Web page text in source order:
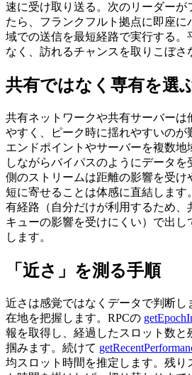
速に受け取り送る。次のリーダーが
たら、フランクフルト拠点に即座
域での送信を最短経路で実行する。
なく、訪れるチャンスを取りこぼさ
共有ではなく専有を選
共有ネットワークや共有サーバーは
やすく、ピーク時に揺れやすいのが
エンドポイントやサーバーを複数地
しながらバイパスのようにデータ
側のストリームは距離の影響を受け
短に寄せることは体感に直結します
有経路（自分だけが利用するため、
キューの影響を受けにくい）で出
します。
「近さ」を測る手順
近さは感覚ではなくデータで判断し
在地を把握します。RPCの
報を取得し、経過したスロット数と
掴みます。続けて
均スロット時間を推定します。残り